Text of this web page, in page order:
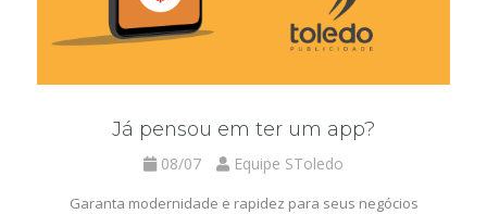
Já pensou em ter um app?
08/07 Equipe SToledo
Garanta modernidade e rapidez para seus negócios